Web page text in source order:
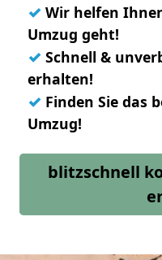
✓ Wir helfen
Umzug geht!
✓ Schnell &
erhalten!
✓ Finden Sie das
Umzug!
blitzschnell